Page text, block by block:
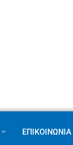
ΕΠΙΚΟΙΝΩΝΙΑ